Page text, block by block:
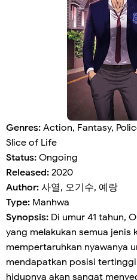
Genres: Action, Fantasy,
Slice of Life
Status: Ongoing
Released: 2020
Author: 사열, 오기수, 예랑
Type: Manhwa
Synopsis: Di umur 41 tahun,
yang melakukan semua jenis
mempertaruhkan nyawanya
mendapatkan posisi
hidupnya akan sangat